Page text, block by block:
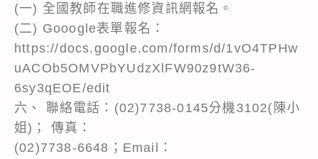
(一) 全國教師在職進修資訊網報名。
(二) Gooogle表單報名：
https://docs.google.com/forms/d/1vO4TPHw
uACOb5OMVPbYUdzXlFW90z9tW36-
6sy3qEOE/edit
六、 聯絡電話：(02)7738-0145分機3102(陳小
姐)； 傳真：
(02)7738-6648；Email：